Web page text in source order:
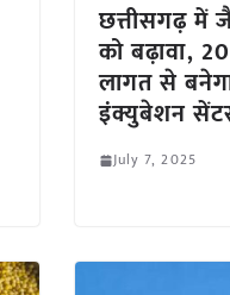
छत्तीसगढ़ में जैव
को बढ़ावा,
लागत से
इंक्युबेशन
July 7, 2025